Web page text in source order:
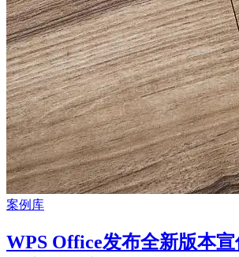
案例库
WPS Office发布全新版本